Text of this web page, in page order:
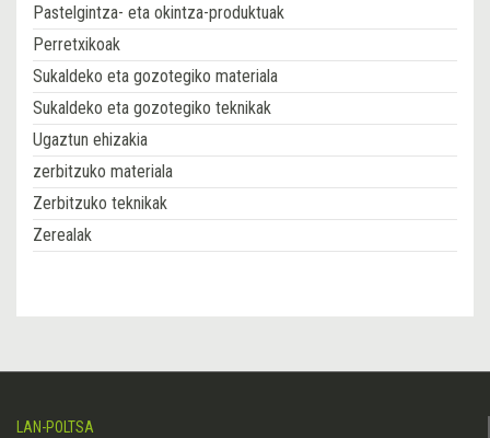
Pastelgintza- eta okintza-produktuak
Perretxikoak
Sukaldeko eta gozotegiko materiala
Sukaldeko eta gozotegiko teknikak
Ugaztun ehizakia
zerbitzuko materiala
Zerbitzuko teknikak
Zerealak
LAN-POLTSA